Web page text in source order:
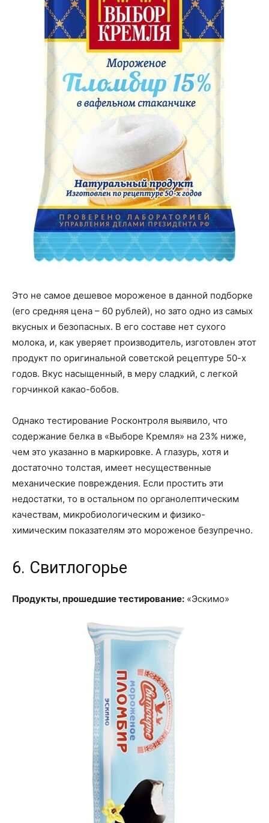
Это не самое дешевое мороженое в данной подборке
(его средняя цена – 60 рублей), но зато одно из самых
вкусных и безопасных. В его составе нет сухого
молока, и, как уверяет производитель, изготовлен этот
продукт по оригинальной советской рецептуре 50-х
годов. Вкус насыщенный, в меру сладкий, с легкой
горчинкой какао-бобов.
Однако тестирование Росконтроля выявило, что
содержание белка в «Выборе Кремля» на 23% ниже,
чем это указанно в маркировке. А глазурь, хотя и
достаточно толстая, имеет несущественные
механические повреждения. Если простить эти
недостатки, то в остальном по органолептическим
качествам, микробиологическим и физико-
химическим показателям это мороженое безупречно.
6. Свитлогорье
Продукты, прошедшие тестирование: «Эскимо»